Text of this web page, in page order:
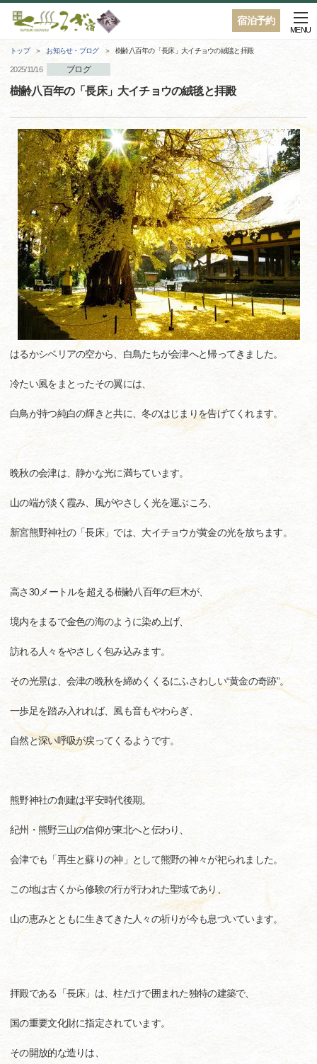
宿泊予約
MENU
トップ お知らせ・ブログ 樹齢八百年の「長床」大イチョウの絨毯と拝殿
2025/11/16 ブログ
樹齢八百年の「長床」大イチョウの絨毯と拝殿
はるかシベリアの空から、白鳥たちが会津へと帰ってきました。
冷たい風をまとったその翼には、
白鳥が持つ純白の輝きと共に、冬のはじまりを告げてくれます。
晩秋の会津は、静かな光に満ちています。
山の端が淡く霞み、風がやさしく光を運ぶころ、
新宮熊野神社の「長床」では、大イチョウが黄金の光を放ちます。
高さ30メートルを超える樹齢八百年の巨木が、
境内をまるで金色の海のように染め上げ、
訪れる人々をやさしく包み込みます。
その光景は、会津の晩秋を締めくくるにふさわしい“黄金の奇跡”。
一歩足を踏み入れれば、風も音もやわらぎ、
自然と深い呼吸が戻ってくるようです。
熊野神社の創建は平安時代後期。
紀州・熊野三山の信仰が東北へと伝わり、
会津でも「再生と蘇りの神」として熊野の神々が祀られました。
この地は古くから修験の行が行われた聖域であり、
山の恵みとともに生きてきた人々の祈りが今も息づいています。
拝殿である「長床」は、柱だけで囲まれた独特の建築で、
国の重要文化財に指定されています。
その開放的な造りは、